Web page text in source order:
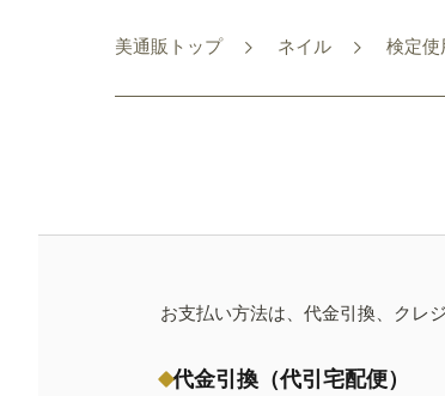
美通販トップ ネイル 検定使
お支払い方法は、代金引換、クレ
代金引換（代引宅配便）